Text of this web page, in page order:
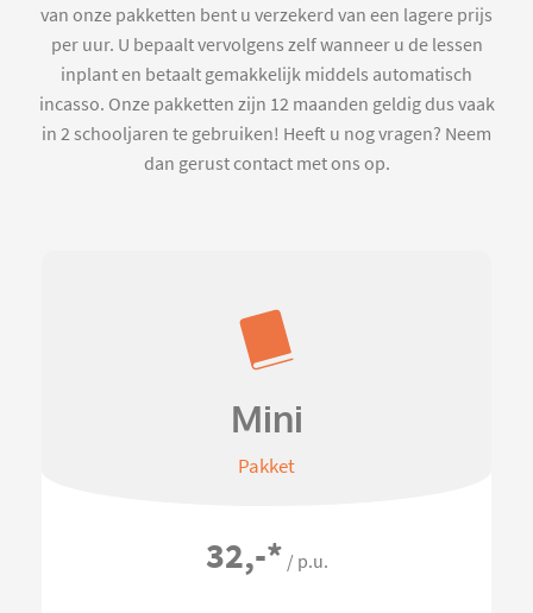
van onze pakketten bent u verzekerd van een lagere prijs
per uur. U bepaalt vervolgens zelf wanneer u de lessen
inplant en betaalt gemakkelijk middels automatisch
incasso. Onze pakketten zijn 12 maanden geldig dus vaak
in 2 schooljaren te gebruiken! Heeft u nog vragen? Neem
dan gerust contact met ons op.
Mini
Pakket
32,-* / p.u.